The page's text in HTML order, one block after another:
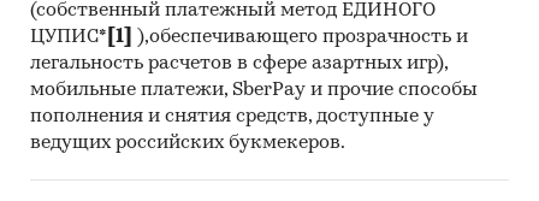
(собственный платежный метод ЕДИНОГО
ЦУПИС* [1]
),обеспечивающего прозрачность и
легальность расчетов в сфере азартных игр),
мобильные платежи, SberPay и прочие способы
пополнения и снятия средств, доступные у
ведущих российских букмекеров.